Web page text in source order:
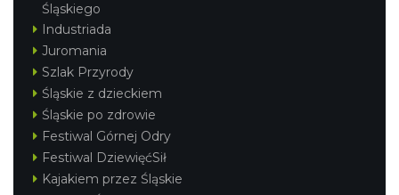
Śląskiego
Industriada
Juromania
Szlak Przyrody
Śląskie z dzieckiem
Śląskie po zdrowie
Festiwal Górnej Odry
Festiwal DziewięćSił
Kajakiem przez Śląskie